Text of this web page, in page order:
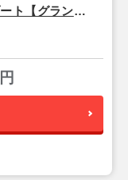
ト【グランド